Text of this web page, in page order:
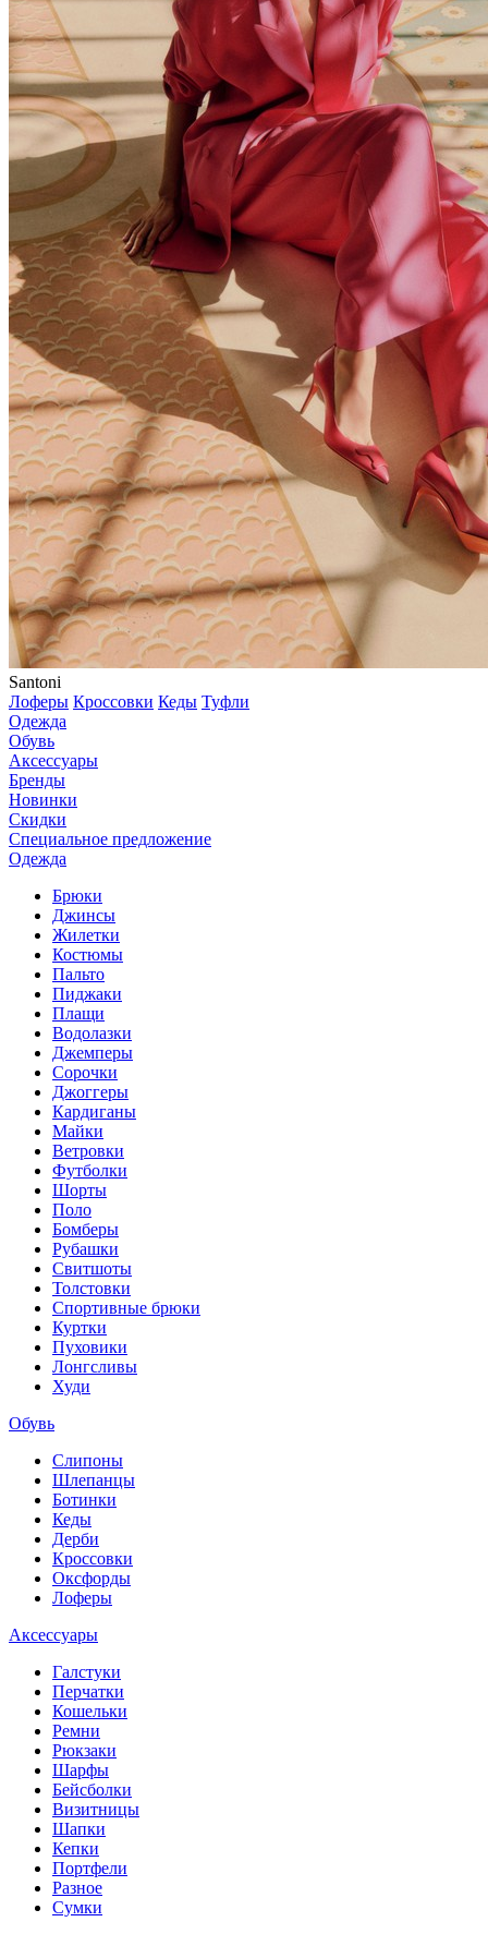
Santoni
Лоферы Кроссовки Кеды Туфли
Одежда
Обувь
Аксессуары
Бренды
Новинки
Скидки
Специальное предложение
Одежда
Брюки
Джинсы
Жилетки
Костюмы
Пальто
Пиджаки
Плащи
Водолазки
Джемперы
Сорочки
Джоггеры
Кардиганы
Майки
Ветровки
Футболки
Шорты
Поло
Бомберы
Рубашки
Свитшоты
Толстовки
Спортивные брюки
Куртки
Пуховики
Лонгсливы
Худи
Обувь
Слипоны
Шлепанцы
Ботинки
Кеды
Дерби
Кроссовки
Оксфорды
Лоферы
Аксессуары
Галстуки
Перчатки
Кошельки
Ремни
Рюкзаки
Шарфы
Бейсболки
Визитницы
Шапки
Кепки
Портфели
Разное
Сумки